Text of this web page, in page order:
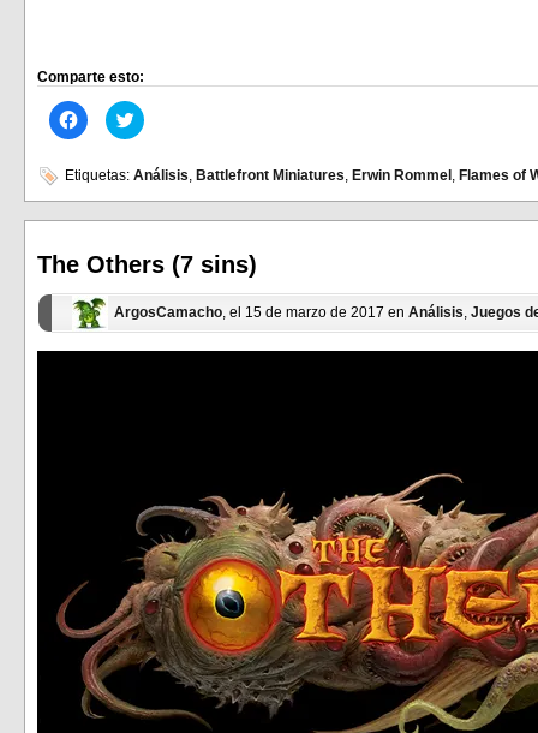
Comparte esto:
Haz
clic
en
Facebook
(Se
abre
ventana
nueva)
Haz
clic
en
(Se
abre
ventana
nueva)
Etiquetas: Análisis, Battlefront Miniatures, Erwin Rommel , Flames of
The Others (7 sins)
ArgosCamacho, el 15 de marzo de 2017 en Análisis, Juegos